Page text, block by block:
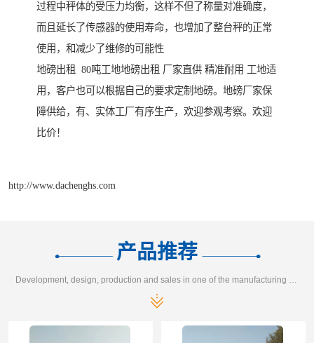
过程中秤体的受压力均衡，这样不但了称量对准确度，
而且延长了传感器的使用寿命，也增加了整台秤的正常
使用，和减少了维修的可能性
地磅出租 80吨工地地磅出租 厂家直供 精准耐用 工地适
用，客户也可以根据自己的要求定制地磅。地磅厂家保
障供给，有、实体工厂有序生产，欢迎参观考察。欢迎
比价！
http://www.dachenghs.com
产品推荐